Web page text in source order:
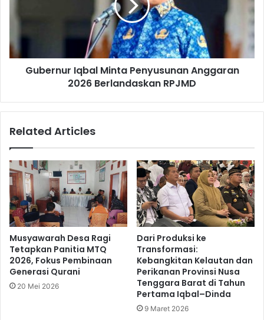
Gubernur Iqbal Minta Penyusunan Anggaran
2026 Berlandaskan RPJMD
Related Articles
Musyawarah Desa Ragi
Tetapkan Panitia MTQ
2026, Fokus Pembinaan
Generasi Qurani
20 Mei 2026
Dari Produksi ke
Transformasi:
Kebangkitan Kelautan dan
Perikanan Provinsi Nusa
Tenggara Barat di Tahun
Pertama Iqbal–Dinda
9 Maret 2026